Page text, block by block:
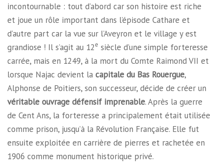
incontournable : tout d’abord car son histoire est riche
et joue un rôle important dans l’épisode Cathare et
d’autre part car la vue sur l’Aveyron et le village y est
grandiose ! Il s’agit au 12e siècle d’une simple forteresse
carrée, mais en 1249, à la mort du Comte Raimond VII et
lorsque Najac devient la capitale du Bas Rouergue,
Alphonse de Poitiers, son successeur, décide de créer un
véritable ouvrage défensif imprenable. Après la guerre
de Cent Ans, la forteresse a principalement était utilisée
comme prison, jusqu’à la Révolution Française. Elle fut
ensuite exploitée en carrière de pierres et rachetée en
1906 comme monument historique privé.